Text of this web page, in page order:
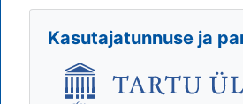
Kasutajatunnuse ja